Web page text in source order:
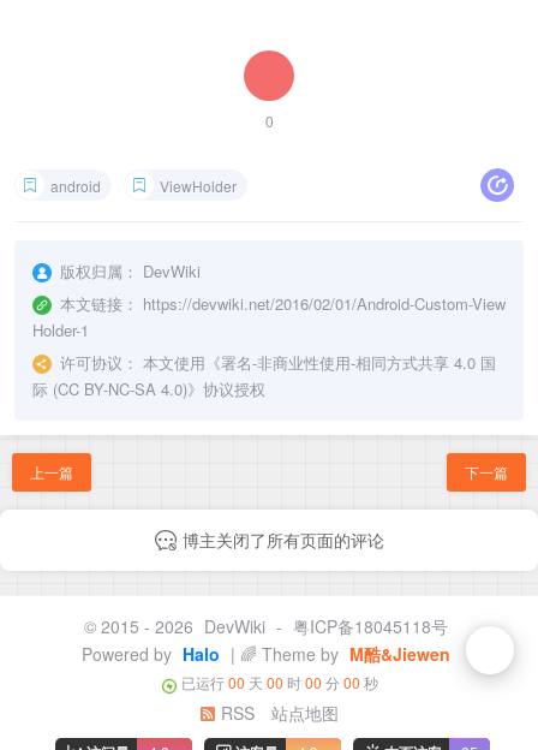
0
android ViewHolder
版权归属： DevWiki
本文链接： https://devwiki.net/2016/02/01/Android-Custom-View
Holder-1
许可协议： 本文使用《署名-非商业性使用-相同方式共享 4.0 国
际 (CC BY-NC-SA 4.0)》协议授权
上一篇 下一篇
博主关闭了所有页面的评论
© 2015 - 2026 DevWiki - 粤ICP备18045118号
Powered by Halo | 🌈 Theme by M酷&Jiewen
已运行00 天 00 时00 分 00 秒
RSS 站点地图